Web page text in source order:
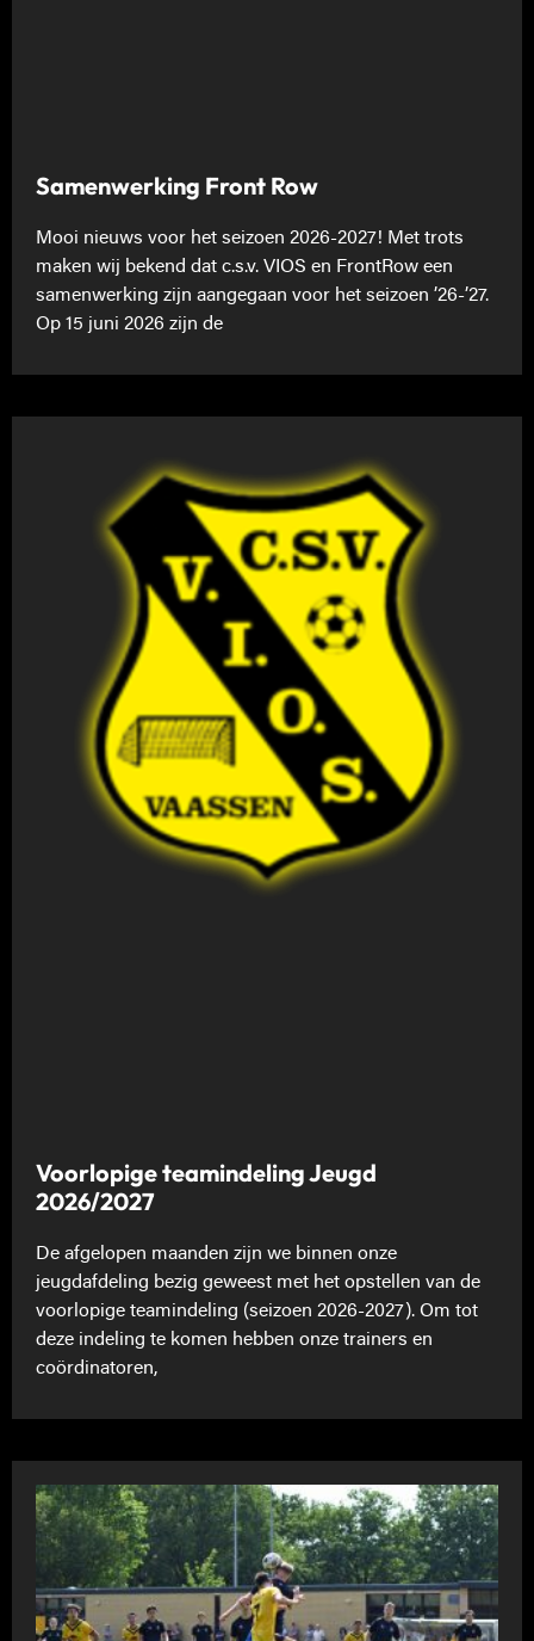
Samenwerking Front Row
Mooi nieuws voor het seizoen 2026-2027! Met trots
maken wij bekend dat c.s.v. VIOS en FrontRow een
samenwerking zijn aangegaan voor het seizoen ’26-’27.
Op 15 juni 2026 zijn de
Voorlopige teamindeling Jeugd
2026/2027
De afgelopen maanden zijn we binnen onze
jeugdafdeling bezig geweest met het opstellen van de
voorlopige teamindeling (seizoen 2026-2027). Om tot
deze indeling te komen hebben onze trainers en
coördinatoren,